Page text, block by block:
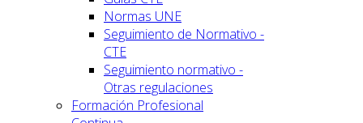
Normas UNE
Seguimiento de Normativo -
CTE
Seguimiento normativo -
Otras regulaciones
Formación Profesional